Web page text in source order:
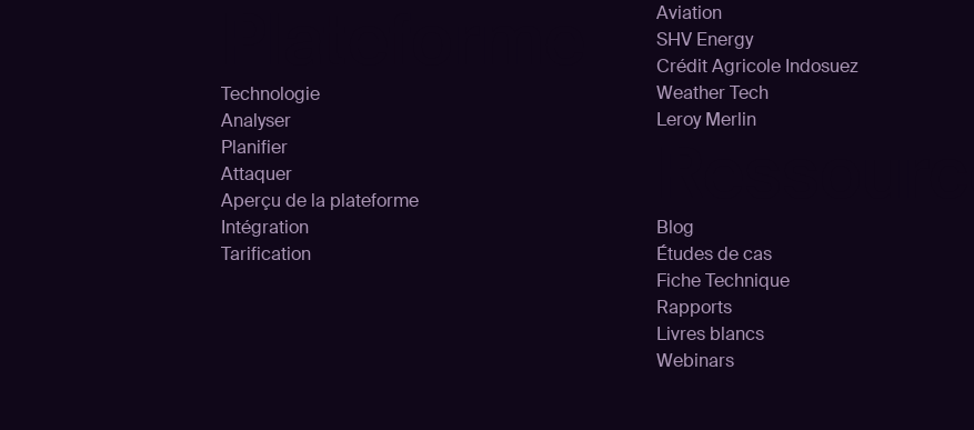
Technologie
Analyser
Planifier
Attaquer
Aperçu de la plateforme
Intégration
Tarification
Aviation
SHV Energy
Crédit Agricole Indosuez
Weather Tech
Leroy Merlin
Blog
Études de cas
Fiche Technique
Rapports
Livres blancs
Webinars